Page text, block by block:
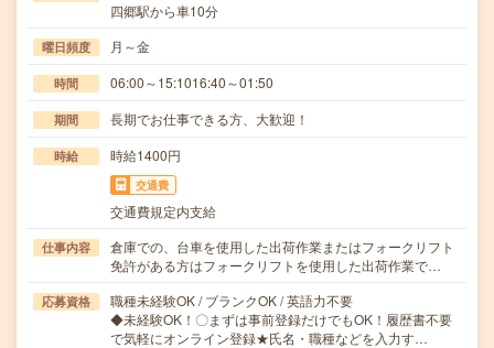
四郷駅から車10分
曜日頻度 月～金
時間 06:00～15:1016:40～01:50
期間 長期でお仕事できる方、大歓迎！
時給 時給1400円
交通費
交通費規定内支給
仕事内容
倉庫での、台車を使用した出荷作業またはフォークリフト
免許がある方はフォークリフトを使用した出荷作業で…
応募資格
職種未経験OK / ブランクOK / 英語力不要
◆未経験OK！〇まずは事前登録だけでもOK！履歴書不要
で気軽にオンライン登録★氏名・職種などを入力す…